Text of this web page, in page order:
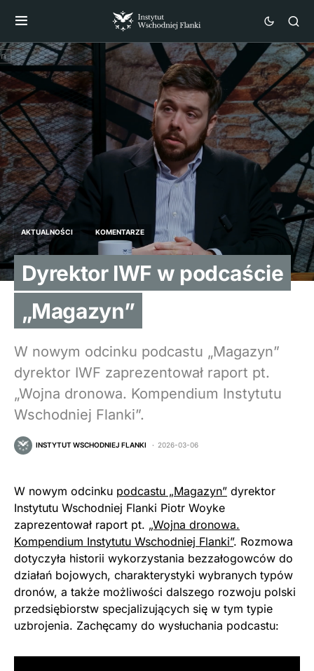
AKTUALNOŚCI KOMENTARZE
Dyrektor IWF w podcaście
„Magazyn”
W nowym odcinku podcastu „Magazyn”
dyrektor IWF zaprezentował raport pt.
„Wojna dronowa. Kompendium Instytutu
Wschodniej Flanki”.
INSTYTUT WSCHODNIEJ FLANKI 2026-03-06
W nowym odcinku podcastu „Magazyn” dyrektor
Instytutu Wschodniej Flanki Piotr Woyke
zaprezentował raport pt. „Wojna dronowa.
Kompendium Instytutu Wschodniej Flanki”. Rozmowa
dotyczyła historii wykorzystania bezzałogowców do
działań bojowych, charakterystyki wybranych typów
dronów, a także możliwości dalszego rozwoju polski
przedsiębiorstw specjalizujących się w tym typie
uzbrojenia. Zachęcamy do wysłuchania podcastu: